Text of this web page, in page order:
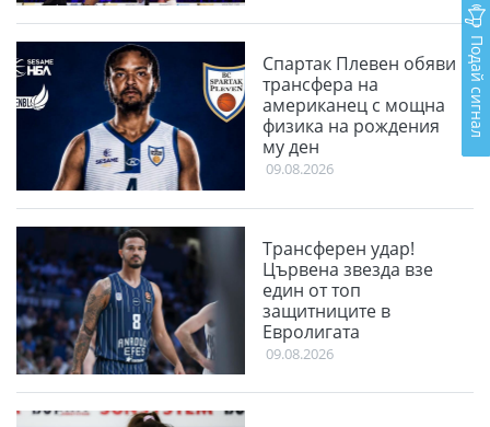
Спартак Плевен обяви
трансфера на
американец с мощна
физика на рождения
му ден
09.08.2026
Трансферен удар!
Цървена звезда взе
един от топ
защитниците в
Евролигата
09.08.2026
Подай сигнал